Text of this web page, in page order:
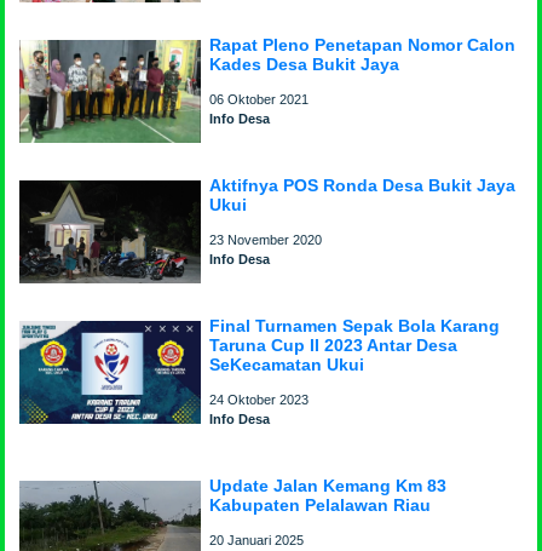
Rapat Pleno Penetapan Nomor Calon
Kades Desa Bukit Jaya
06 Oktober 2021
Info Desa
Aktifnya POS Ronda Desa Bukit Jaya
Ukui
23 November 2020
Info Desa
Final Turnamen Sepak Bola Karang
Taruna Cup II 2023 Antar Desa
SeKecamatan Ukui
24 Oktober 2023
Info Desa
Update Jalan Kemang Km 83
Kabupaten Pelalawan Riau
20 Januari 2025